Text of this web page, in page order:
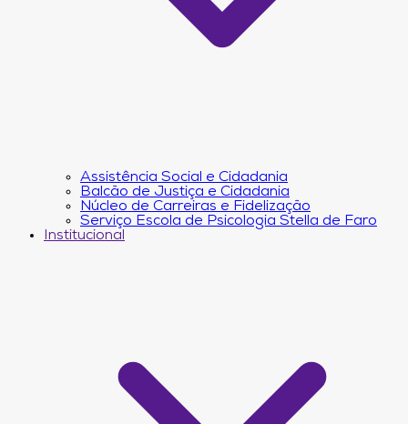
Assistência Social e Cidadania
Balcão de Justiça e Cidadania
Núcleo de Carreiras e Fidelização
Serviço Escola de Psicologia Stella de Faro
Institucional